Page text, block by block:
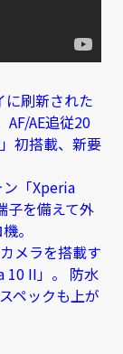
に刷新された
AF/AE追従20
初搭載、新要
ン「Xperia
子を備えて外
。
メラを搭載す
10 II」。 防水
ペックも上が